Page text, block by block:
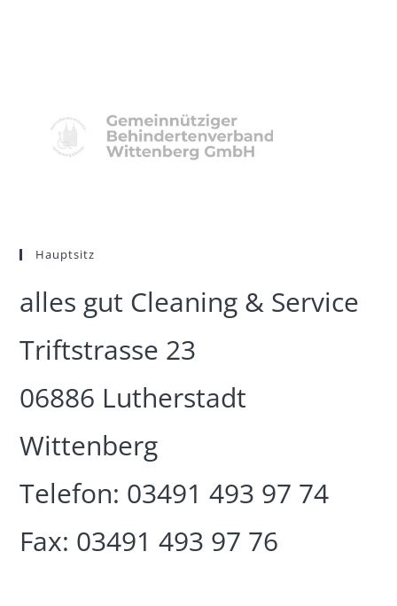
Hauptsitz
alles gut Cleaning & Service
Triftstrasse 23
06886 Lutherstadt
Wittenberg
Telefon: 03491 493 97 74
Fax: 03491 493 97 76